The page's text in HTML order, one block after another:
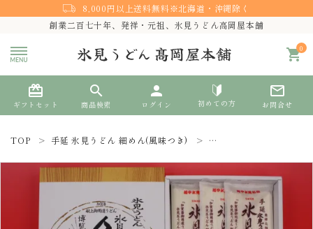
8,000円以上送料無料※北海道・沖縄除く
創業二百七十年、発祥・元祖、氷見うどん高岡屋本舗
0
shopping_cart
card_giftcard
ギフトセット
search
商品検索
person
ログイン 初めての方
mail_outline
お問合せ
熨斗対応
TOP 手延 氷見うどん 細めん(風味つき) 手延 氷見糸うどん『胡